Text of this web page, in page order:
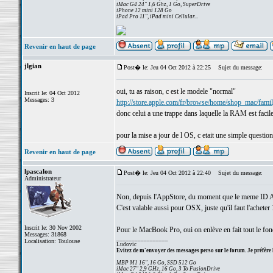
iMac G4 24" 1,6 Ghz, 1 Go, SuperDrive
iPhone 12 mini 128 Go
iPad Pro 11", iPad mini Cellular...
Revenir en haut de page
jlgian
Inscrit le: 04 Oct 2012
Messages: 3
Post� le: Jeu 04 Oct 2012 à 22:25 Sujet du message:
oui, tu as raison, c est le modele "normal"
http://store.apple.com/fr/browse/home/shop_mac/
donc celui a une trappe dans laquelle la RAM est
pour la mise a jour de l OS, c etait une simple
Revenir en haut de page
lpascalon
Administrateur
Inscrit le: 30 Nov 2002
Messages: 31868
Localisation: Toulouse
Post� le: Jeu 04 Oct 2012 à 22:40 Sujet du message:
Non, depuis l'AppStore, du moment que le meme ID
C'est valable aussi pour OSX, juste qu'il faut l'acheter
Pour le MacBook Pro, oui on enlève en fait tout le
Ludovic
Evitez de m'envoyer des messages perso sur le forum. Je préfère
MBP M1 16", 16 Go, SSD 512 Go
iMac 27" 2,9 GHz, 16 Go, 3 To FusionDrive